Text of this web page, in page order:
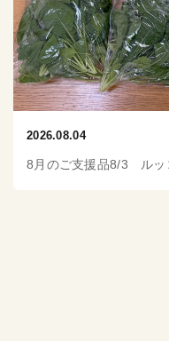
2026.08.04
8月のご支援品8/3 ルッ